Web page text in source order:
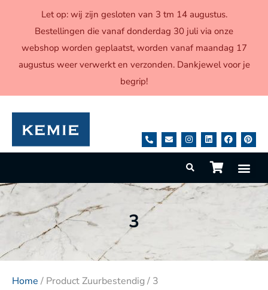
3
Home / Product Zuurbestendig / 3
Let op: wij zijn gesloten van 3 tm 14 augustus.
Bestellingen die vanaf donderdag 30 juli via onze
webshop worden geplaatst, worden vanaf maandag 17
augustus weer verwerkt en verzonden. Dankjewel voor je
begrip!